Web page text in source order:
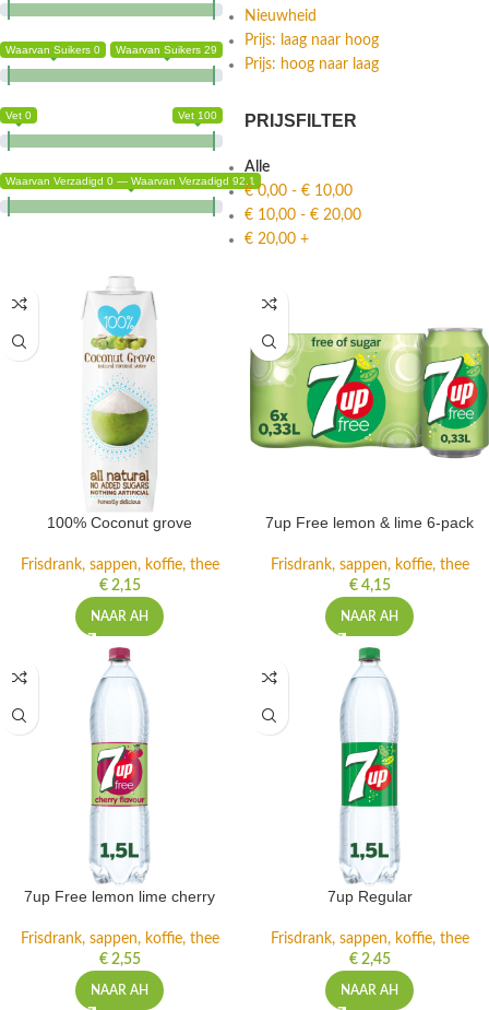
Waarvan Suikers 0 Waarvan Suikers 29
Vet 0 Vet 100
Waarvan Verzadigd 0 — Waarvan Verzadigd 92.1
Nieuwheid
Prijs: laag naar hoog
Prijs: hoog naar laag
PRIJSFILTER
Alle
€0,00 - € 10,00
€ 10,00 - € 20,00
€ 20,00 +
100% Coconut grove
Frisdrank, sappen, koffie, thee
€2,15
NAAR AH
7up Free lemon & lime 6-pack
Frisdrank, sappen, koffie, thee
€4,15
NAAR AH
7up Free lemon lime cherry
Frisdrank, sappen, koffie, thee
€2,55
NAAR AH
7up Regular
Frisdrank, sappen, koffie, thee
€2,45
NAAR AH